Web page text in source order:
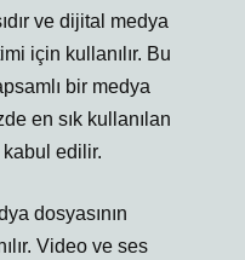
ve dijital medya
için kullanılır. Bu
bir medya
en sık kullanılan
edilir.
dosyasının
Video ve ses